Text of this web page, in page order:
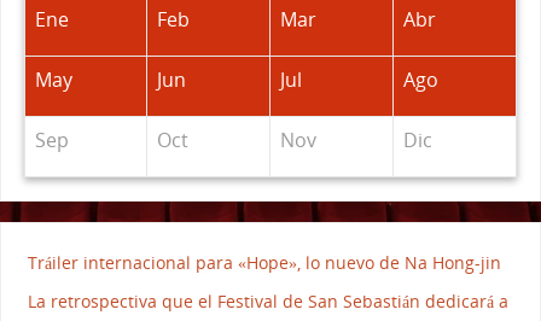
Ene Feb Mar Abr
May Jun Jul Ago
Sep Oct Nov Dic
Tráiler internacional para «Hope», lo nuevo de Na Hong-jin
La retrospectiva que el Festival de San Sebastián dedicará a